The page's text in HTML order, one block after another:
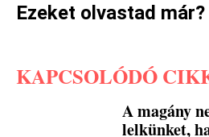
Ezeket olvastad már?
KAPCSOLÓDÓ
A magány
lelkünket,